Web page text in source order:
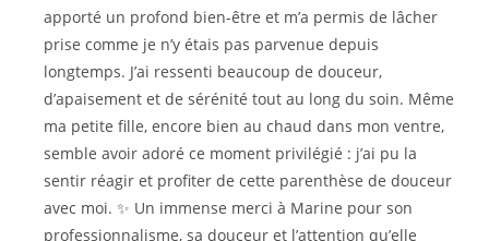
apporté un profond bien-être et m’a permis de lâcher
prise comme je n’y étais pas parvenue depuis
longtemps. J’ai ressenti beaucoup de douceur,
d’apaisement et de sérénité tout au long du soin. Même
ma petite fille, encore bien au chaud dans mon ventre,
semble avoir adoré ce moment privilégié : j’ai pu la
sentir réagir et profiter de cette parenthèse de douceur
avec moi. ✨ Un immense merci à Marine pour son
professionnalisme, sa douceur et l’attention qu’elle